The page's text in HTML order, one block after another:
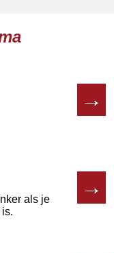
→
als je
→